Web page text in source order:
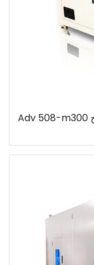
آلة تجليخ الصفائح المسطحة برأس مزدوج Adv 508-m300